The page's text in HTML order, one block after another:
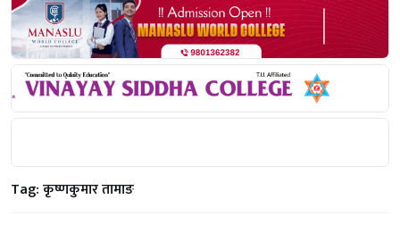
Tag:कृष्णकुमार तामाङ